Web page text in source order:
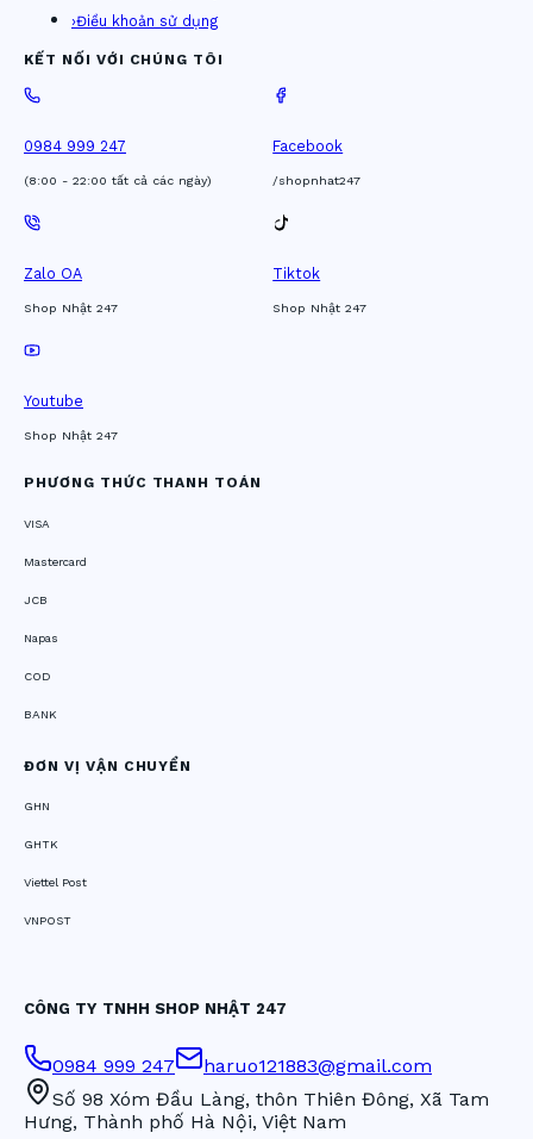
›Điều khoản sử dụng
KẾT NỐI VỚI CHÚNG TÔI
0984 999 247
(8:00 - 22:00 tất cả các ngày)
Facebook
/shopnhat247
Zalo OA
Shop Nhật 247
Tiktok
Shop Nhật 247
Youtube
Shop Nhật 247
PHƯƠNG THỨC THANH TOÁN
VISA
Mastercard
JCB
Napas
COD
BANK
ĐƠN VỊ VẬN CHUYỂN
GHN
GHTK
Viettel Post
VNPOST
CÔNG TY TNHH SHOP NHẬT 247
0984 999 247
haruo121883@gmail.com
Số 98 Xóm Đầu Làng, thôn Thiên Đông, Xã Tam
Hưng, Thành phố Hà Nội, Việt Nam